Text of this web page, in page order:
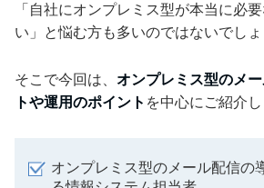
「自社にオンプレミス型が本当に必
い」と悩む方も多いのではないでしょ
そこで今回は、 オンプレミス型のメ
トや運用のポイント を中心にご紹介し
オンプレミス型のメール配信の